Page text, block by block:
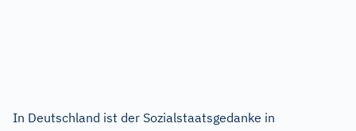
In Deutschland ist der Sozialstaatsgedanke in